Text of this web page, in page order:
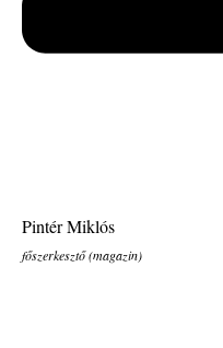
Pintér Miklós
főszerkesztő (magazin)